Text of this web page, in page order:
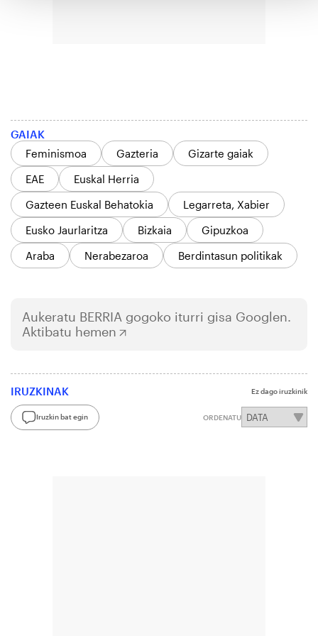
GAIAK
Feminismoa
Gazteria
Gizarte gaiak
EAE
Euskal Herria
Gazteen Euskal Behatokia
Legarreta, Xabier
Eusko Jaurlaritza
Bizkaia
Gipuzkoa
Araba
Nerabezaroa Berdintasun politikak
Aukeratu BERRIA gogoko iturri gisa Googlen.
Aktibatu hemen
IRUZKINAK Ez dago iruzkinik
Iruzkin bat egin ORDENATU